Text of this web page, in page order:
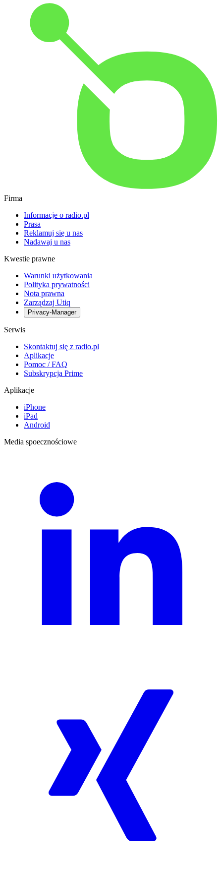
Firma
Informacje o radio.pl
Prasa
Reklamuj się u nas
Nadawaj u nas
Kwestie prawne
Warunki użytkowania
Polityka prywatności
Nota prawna
Zarządzaj Utiq
Privacy-Manager
Serwis
Skontaktuj się z radio.pl
Aplikacje
Pomoc / FAQ
Subskrypcja Prime
Aplikacje
iPhone
iPad
Android
Media spoecznościowe